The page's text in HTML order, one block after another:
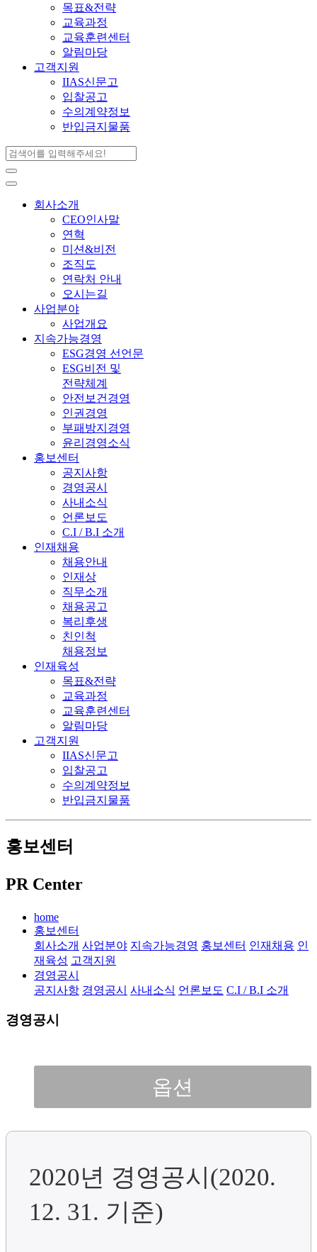
목표&전략
교육과정
교육훈련센터
알림마당
고객지원
IIAS신문고
입찰공고
수의계약정보
반입금지물품
회사소개
CEO인사말
연혁
미션&비전
조직도
연락처 안내
오시는길
사업분야
사업개요
지속가능경영
ESG경영 선언문
ESG비전 및
전략체계
안전보건경영
인권경영
부패방지경영
윤리경영소식
홍보센터
공지사항
경영공시
사내소식
언론보도
C.I / B.I 소개
인재채용
채용안내
인재상
직무소개
채용공고
복리후생
친인척
채용정보
인재육성
목표&전략
교육과정
교육훈련센터
알림마당
고객지원
IIAS신문고
입찰공고
수의계약정보
반입금지물품
홍보센터
PR Center
home
홍보센터
회사소개 사업분야 지속가능경영 홍보센터 인재채용 인
재육성 고객지원
경영공시
공지사항 경영공시 사내소식 언론보도 C.I / B.I 소개
경영공시
옵션
2020년 경영공시(2020.
12. 31. 기준)